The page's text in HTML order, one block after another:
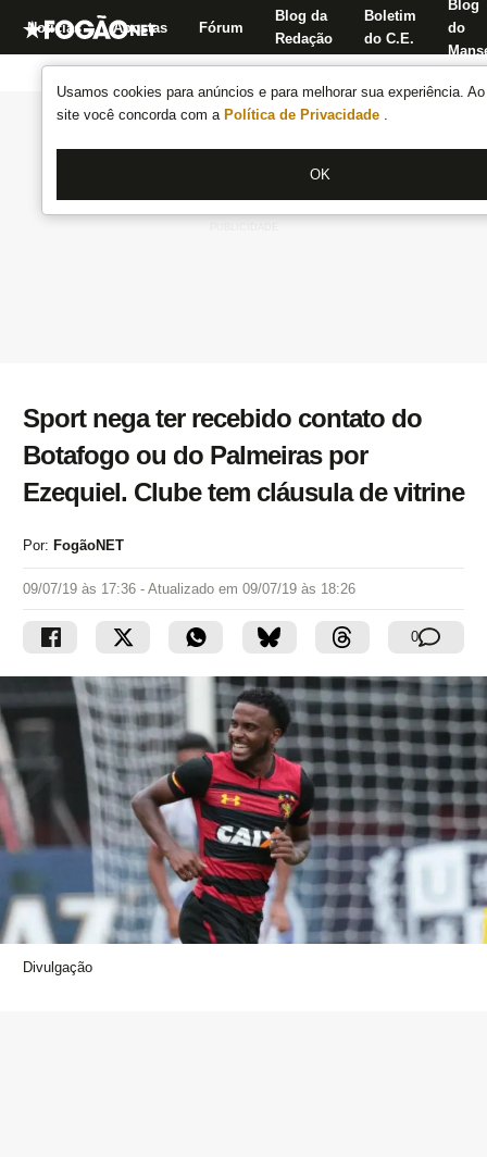
Usamos cookies para anúncios e para melhorar sua experiência.
site você concorda com a Política de Privacidade .
OK
Notícias Apostas Fórum
Blog da
Redação
Boletim
do C.E.
Blog
do
Sport nega ter recebido contato do
Botafogo ou do Palmeiras por
Ezequiel. Clube tem cláusula de vitrine
Por: FogãoNET
09/07/19 às 17:36 - Atualizado em 09/07/19 às 18:26
0
Divulgação